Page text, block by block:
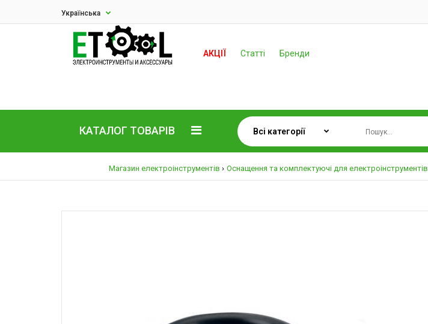
Українська
АКЦІЇ Статті Бренди
КАТАЛОГ ТОВАРІВ
Магазин електроінструментів Оснащення та комплектуючі для електроінструментів